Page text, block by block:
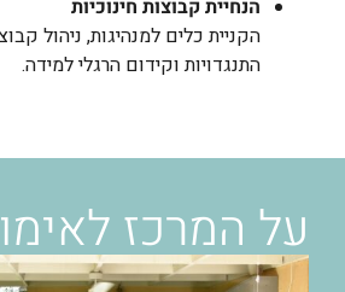
הנחיית קבוצות חינוכיות
הקניית כלים למנהיגות, ניהול
התנגדויות וקידום הרגלי למידה.
על המרכז